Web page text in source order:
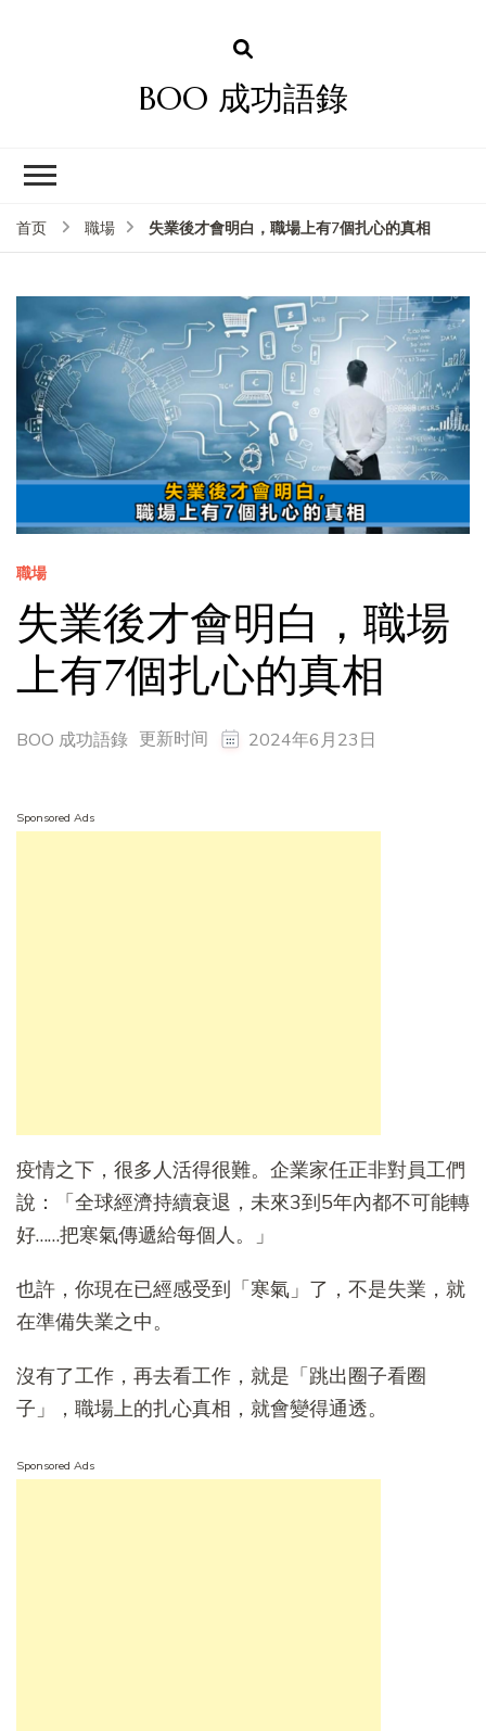
BOO 成功語錄
首页 職場 失業後才會明白，職場上有7個扎心的真相
職場
失業後才會明白，職場
上有7個扎心的真相
BOO 成功語錄 更新时间 2024年6月23日
Sponsored Ads
疫情之下，很多人活得很難。企業家任正非對員工們
說：「全球經濟持續衰退，未來3到5年內都不可能轉
好……把寒氣傳遞給每個人。」
也許，你現在已經感受到「寒氣」了，不是失業，就
在準備失業之中。
沒有了工作，再去看工作，就是「跳出圈子看圈
子」，職場上的扎心真相，就會變得通透。
Sponsored Ads